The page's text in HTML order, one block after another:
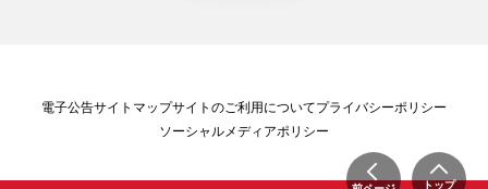
トップ
電子公告サイトマップサイトのご利用についてプライバシーポリシー
ソーシャルメディアポリシー